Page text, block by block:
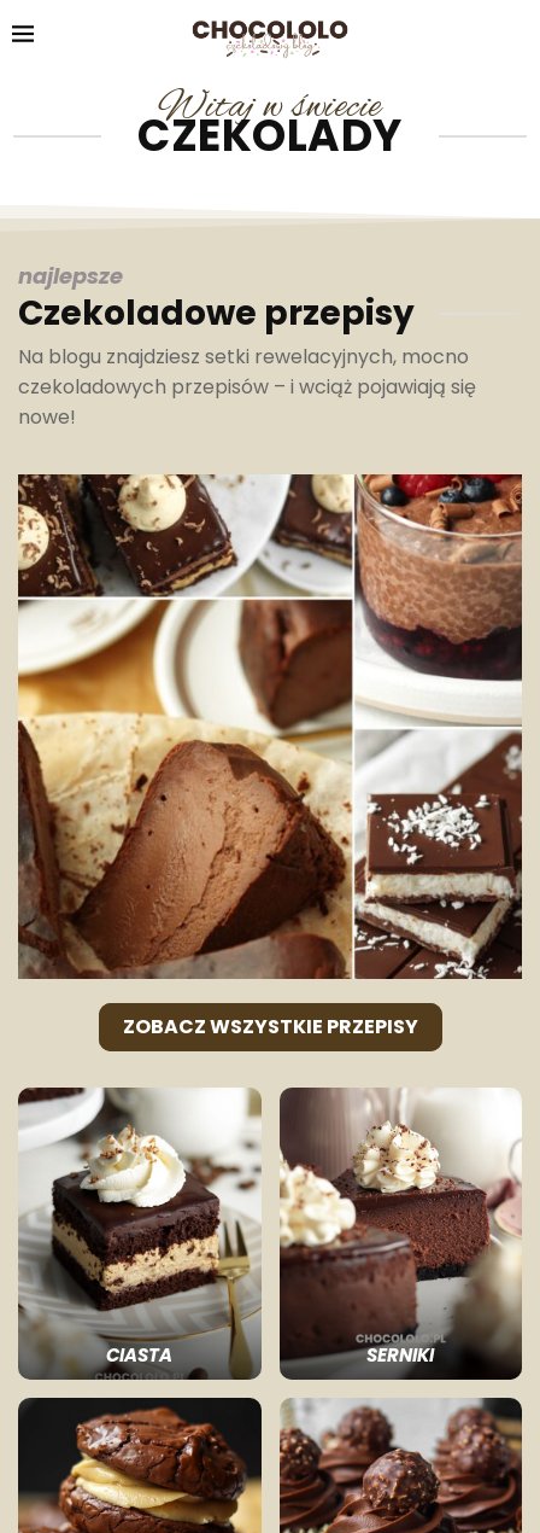
Witaj w świecie
CZEKOLADY
najlepsze
Czekoladowe przepisy
Na blogu znajdziesz setki rewelacyjnych, mocno
czekoladowych przepisów – i wciąż pojawiają się
nowe!
ZOBACZ WSZYSTKIE PRZEPISY
CIASTA SERNIKI